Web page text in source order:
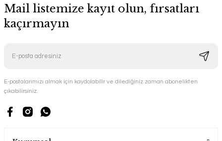
Mail listemize kayıt olun, fırsatları
kaçırmayın
E-postalarımızı almak için kaydolabilir ve dilediğiniz zaman abonelikten
çıkabilirsiniz.